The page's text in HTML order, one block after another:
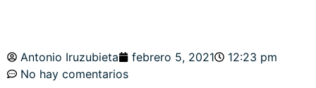
Antonio Iruzubieta febrero 5, 2021
12:23 pm
No hay comentarios